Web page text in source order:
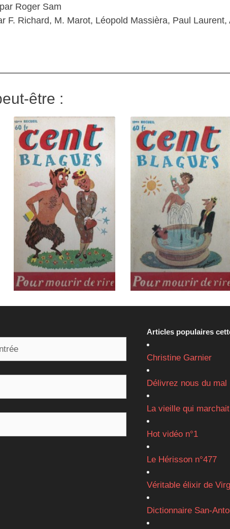
Roger Sam
F. Richard, M. Marot, Léopold Massièra, Paul
être :
Articles populaires
Christine Garnier
Délivrez nous du mal
La vieille qui
Hot vidéo n°1
Le Hérisson n°477
Véritable élixir de
Dictionnaire San-